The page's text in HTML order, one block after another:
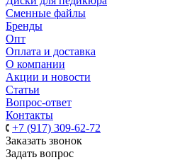
Сменные файлы
Бренды
Опт
Оплата и доставка
О компании
Акции и новости
Статьи
Вопрос-ответ
Контакты
+7 (917) 309-62-72
Заказать звонок
Задать вопрос